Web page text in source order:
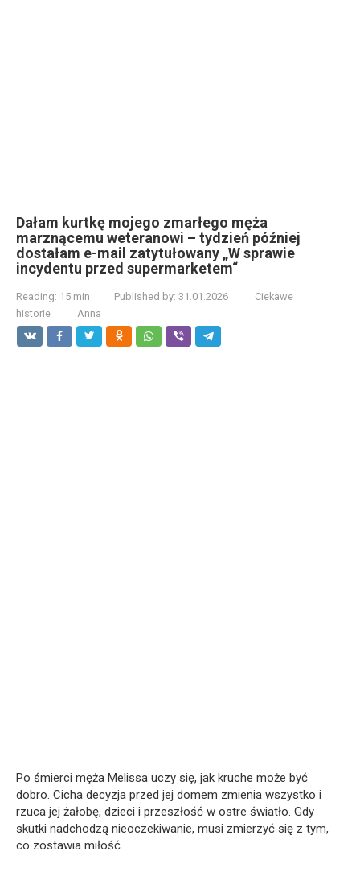
Dałam kurtkę mojego zmarłego męża
marznącemu weteranowi – tydzień później
dostałam e-mail zatytułowany „W sprawie
incydentu przed supermarketem“
Reading: 15 min Published by: 31.01.2026
Ciekawe
historie
Anna
Po śmierci męża Melissa uczy się, jak kruche może być
dobro. Cicha decyzja przed jej domem zmienia wszystko i
rzuca jej żałobę, dzieci i przeszłość w ostre światło. Gdy
skutki nadchodzą nieoczekiwanie, musi zmierzyć się z tym,
co zostawia miłość.